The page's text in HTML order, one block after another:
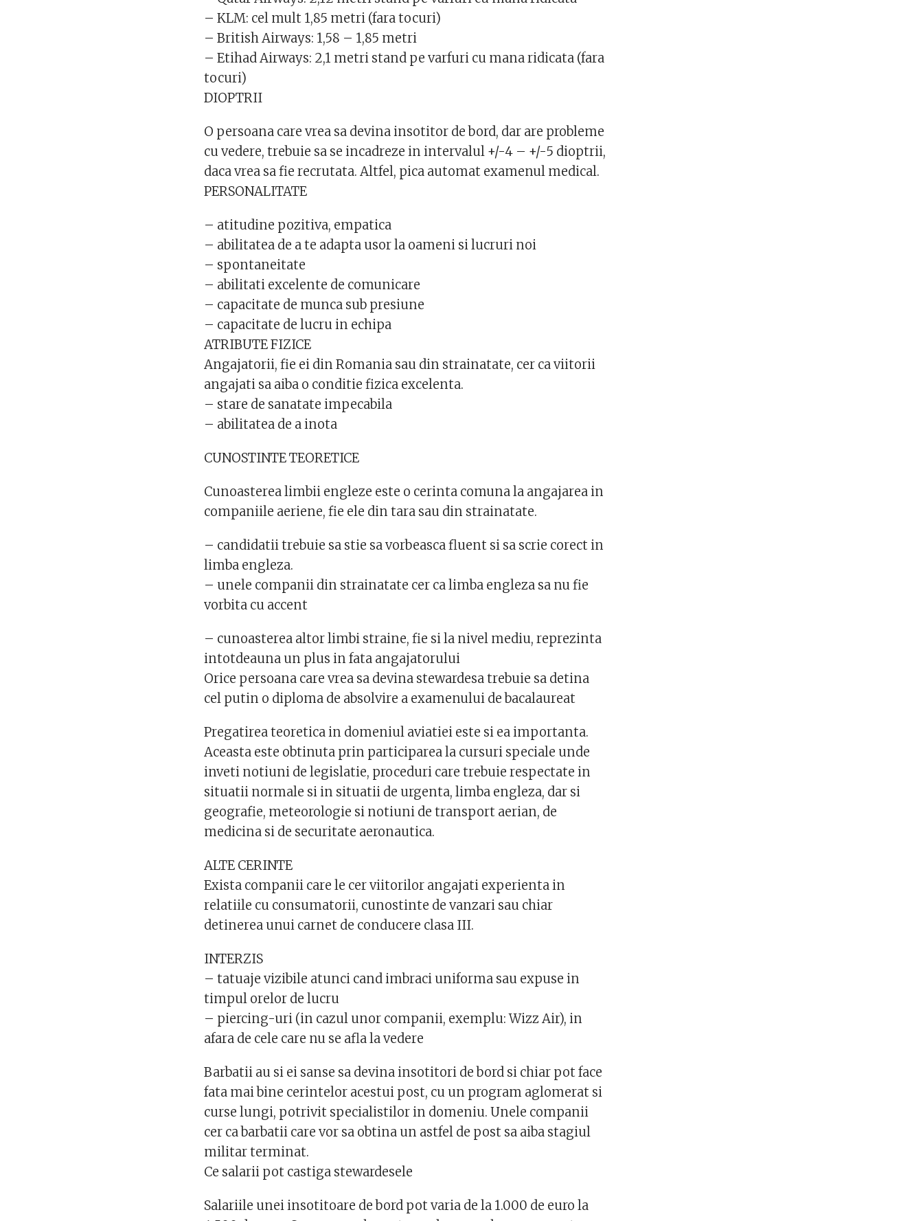
– KLM: cel mult 1,85 metri (fara tocuri)
– British Airways: 1,58 – 1,85 metri
– Etihad Airways: 2,1 metri stand pe varfuri cu mana ridicata (fara
tocuri)
DIOPTRII
O persoana care vrea sa devina insotitor de bord, dar are probleme
cu vedere, trebuie sa se incadreze in intervalul +/-4 – +/-5 dioptrii,
daca vrea sa fie recrutata. Altfel, pica automat examenul medical.
PERSONALITATE
– atitudine pozitiva, empatica
– abilitatea de a te adapta usor la oameni si lucruri noi
– spontaneitate
– abilitati excelente de comunicare
– capacitate de munca sub presiune
– capacitate de lucru in echipa
ATRIBUTE FIZICE
Angajatorii, fie ei din Romania sau din strainatate, cer ca viitorii
angajati sa aiba o conditie fizica excelenta.
– stare de sanatate impecabila
– abilitatea de a inota
CUNOSTINTE TEORETICE
Cunoasterea limbii engleze este o cerinta comuna la angajarea in
companiile aeriene, fie ele din tara sau din strainatate.
– candidatii trebuie sa stie sa vorbeasca fluent si sa scrie corect in
limba engleza.
– unele companii din strainatate cer ca limba engleza sa nu fie
vorbita cu accent
– cunoasterea altor limbi straine, fie si la nivel mediu, reprezinta
intotdeauna un plus in fata angajatorului
Orice persoana care vrea sa devina stewardesa trebuie sa detina
cel putin o diploma de absolvire a examenului de bacalaureat
Pregatirea teoretica in domeniul aviatiei este si ea importanta.
Aceasta este obtinuta prin participarea la cursuri speciale unde
inveti notiuni de legislatie, proceduri care trebuie respectate in
situatii normale si in situatii de urgenta, limba engleza, dar si
geografie, meteorologie si notiuni de transport aerian, de
medicina si de securitate aeronautica.
ALTE CERINTE
Exista companii care le cer viitorilor angajati experienta in
relatiile cu consumatorii, cunostinte de vanzari sau chiar
detinerea unui carnet de conducere clasa III.
INTERZIS
– tatuaje vizibile atunci cand imbraci uniforma sau expuse in
timpul orelor de lucru
– piercing-uri (in cazul unor companii, exemplu: Wizz Air), in
afara de cele care nu se afla la vedere
Barbatii au si ei sanse sa devina insotitori de bord si chiar pot face
fata mai bine cerintelor acestui post, cu un program aglomerat si
curse lungi, potrivit specialistilor in domeniu. Unele companii
cer ca barbatii care vor sa obtina un astfel de post sa aiba stagiul
militar terminat.
Ce salarii pot castiga stewardesele
Salariile unei insotitoare de bord pot varia de la 1.000 de euro la